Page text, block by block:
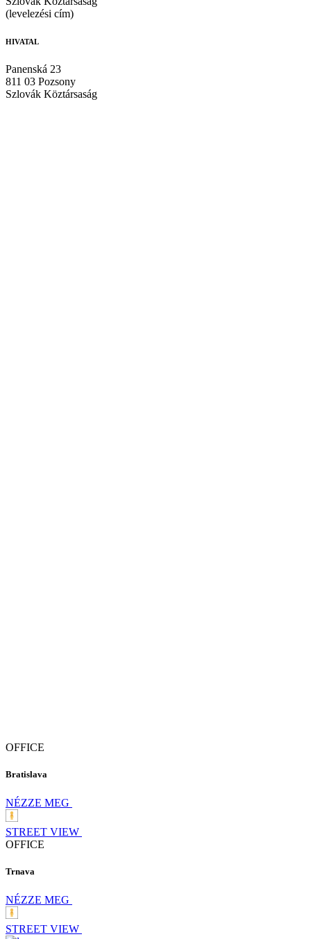
(levelezési cím)
HIVATAL
Panenská 23
811 03 Pozsony
Szlovák Köztársaság
OFFICE
Bratislava
NÉZZE MEG
STREET VIEW
OFFICE
Trnava
NÉZZE MEG
STREET VIEW